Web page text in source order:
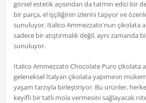
görsel estetik açısından da tatmin edici bir
bir parça, el işçiliğinin izlerini taşıyor ve
sunuluyor. Italico Ammezzato'nun çikolata
sadece bir atıştırmalık değil, aynı zamanda
sunuluyor.
Italico Ammezzato Chocolate Puro çikolata
geleneksel İtalyan çikolata yapımının
yaşam tarzıyla birleştiriyor. Bu ürünler,
keyifli bir tatlı mola vermesini sağlayacak